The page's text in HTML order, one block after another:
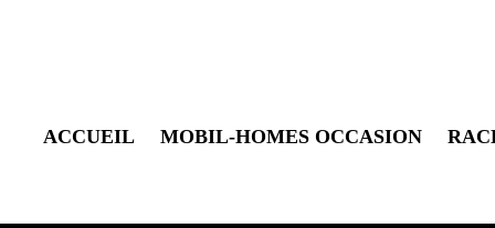
ACCUEIL MOBIL-HOMES OCCASION